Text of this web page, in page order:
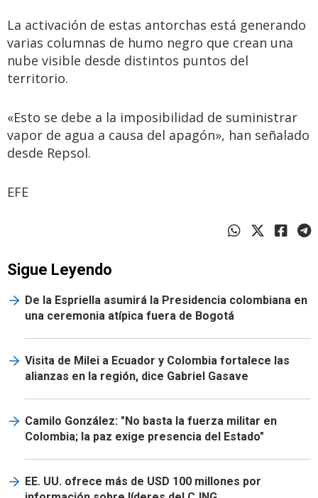
La activación de estas antorchas está generando
varias columnas de humo negro que crean una
nube visible desde distintos puntos del
territorio.
«Esto se debe a la imposibilidad de suministrar
vapor de agua a causa del apagón», han señalado
desde Repsol.
EFE
Sigue Leyendo
De la Espriella asumirá la Presidencia colombiana en
una ceremonia atípica fuera de Bogotá
Visita de Milei a Ecuador y Colombia fortalece las
alianzas en la región, dice Gabriel Gasave
Camilo González: "No basta la fuerza militar en
Colombia; la paz exige presencia del Estado"
EE. UU. ofrece más de USD 100 millones por